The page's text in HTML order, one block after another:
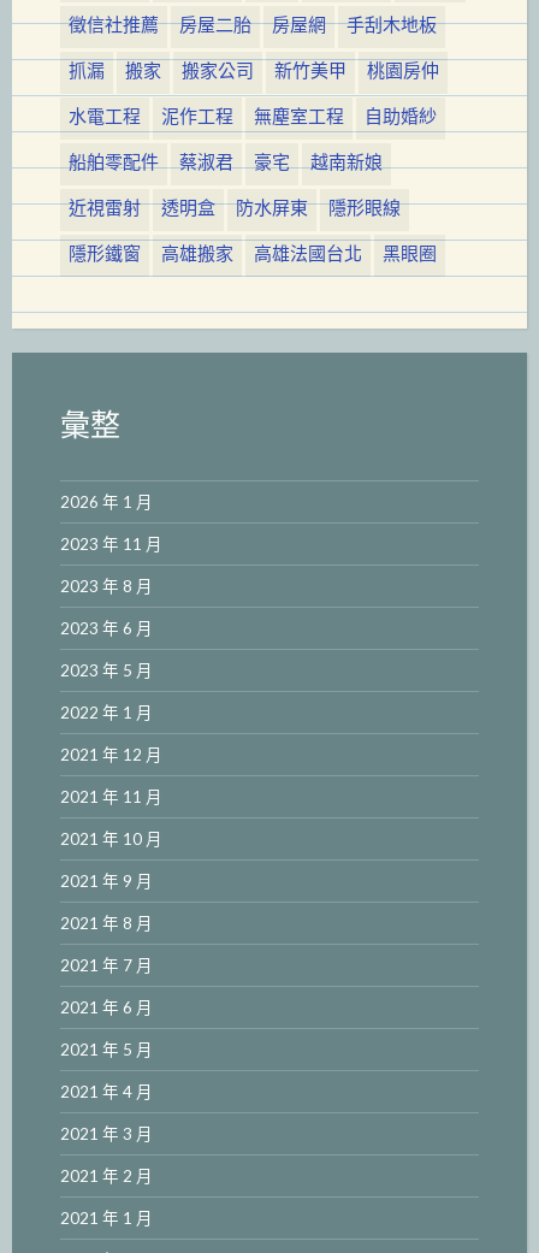
徵信社推薦
房屋二胎 房屋網
手刮木地板
抓漏
搬家 搬家公司 新竹美甲
桃園房仲
水電工程
泥作工程 無塵室工程
自助婚紗
船舶零配件
蔡淑君 豪宅
越南新娘
近視雷射
透明盒 防水屏東
隱形眼線
隱形鐵窗
高雄搬家 高雄法國台北 黑眼圈
彙整
2026 年 1 月
2023 年 11 月
2023 年 8 月
2023 年 6 月
2023 年 5 月
2022 年 1 月
2021 年 12 月
2021 年 11 月
2021 年 10 月
2021 年 9 月
2021 年 8 月
2021 年 7 月
2021 年 6 月
2021 年 5 月
2021 年 4 月
2021 年 3 月
2021 年 2 月
2021 年 1 月